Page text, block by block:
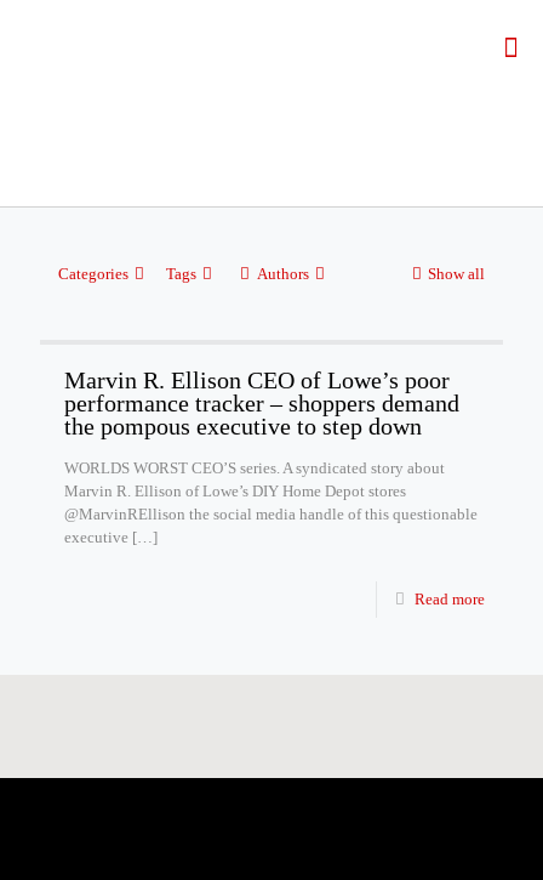
Categories Tags Authors Show all
Marvin R. Ellison CEO of Lowe’s poor
performance tracker – shoppers demand
the pompous executive to step down
WORLDS WORST CEO’S series. A syndicated story about
Marvin R. Ellison of Lowe’s DIY Home Depot stores
@MarvinREllison the social media handle of this questionable
executive […]
Read more